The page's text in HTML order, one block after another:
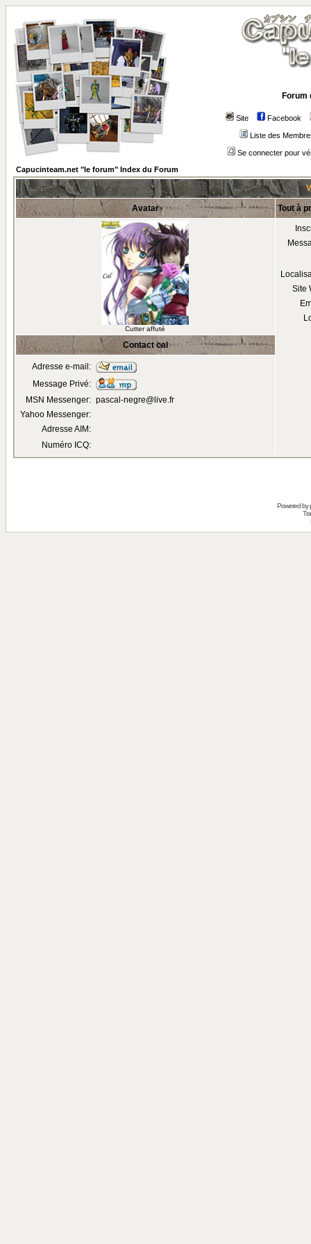
Forum
Site Facebook
Liste des
Se connecter pour
Capucinteam.net "le forum" Index du Forum
Avatar Tout à
Cutter affuté
Site
Contact cal
Adresse e-mail:
Message Privé:
MSN Messenger: pascal-negre@live.fr
Yahoo Messenger:
Adresse AIM:
Numéro ICQ:
Powered by